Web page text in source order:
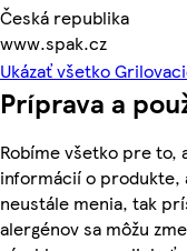
Česká republika
www.spak.cz
Ukázať všetko
Príprava a
Robíme všetko pre to,
informácií o produkte,
neustále menia, tak
alergénov sa môžu